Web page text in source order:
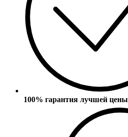
100% гарантия лучшей цены